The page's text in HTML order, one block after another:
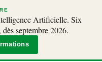
Artificielle. Six
septembre 2026.